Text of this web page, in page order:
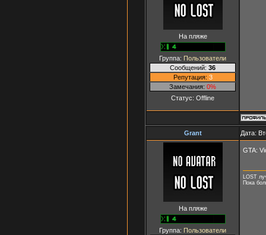
На пляже
Группа: Пользователи
Сообщений: 36
Репутация: 3
Замечания: 0%
Статус: Offline
Grant Дата:
На пляже
Группа: Пользователи
GTA:
LOST
Пока